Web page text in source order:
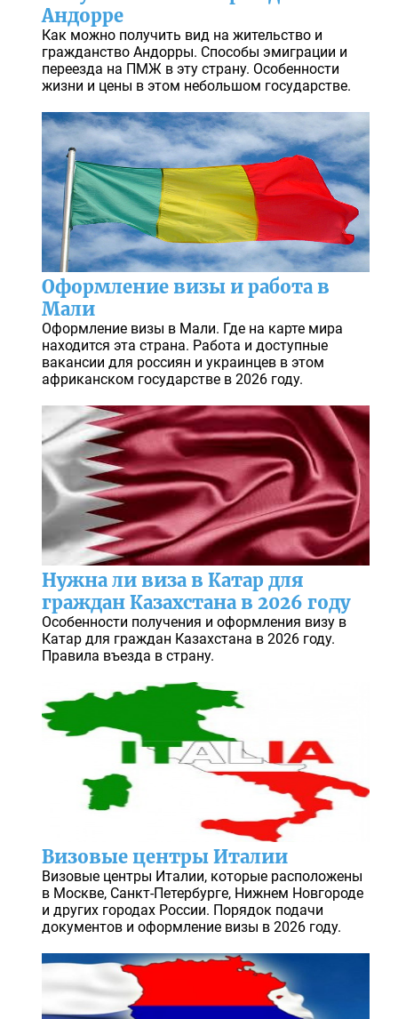
Андорре
Как можно получить вид на жительство и
гражданство Андорры. Способы эмиграции и
переезда на ПМЖ в эту страну. Особенности
жизни и цены в этом небольшом государстве.
Оформление визы и работа в
Мали
Оформление визы в Мали. Где на карте мира
находится эта страна. Работа и доступные
вакансии для россиян и украинцев в этом
африканском государстве в 2026 году.
Нужна ли виза в Катар для
граждан Казахстана в 2026 году
Особенности получения и оформления визу в
Катар для граждан Казахстана в 2026 году.
Правила въезда в страну.
Визовые центры Италии
Визовые центры Италии, которые расположены
в Москве, Санкт-Петербурге, Нижнем Новгороде
и других городах России. Порядок подачи
документов и оформление визы в 2026 году.